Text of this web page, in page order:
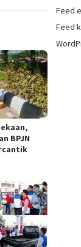
BPJN
Feed
Feed